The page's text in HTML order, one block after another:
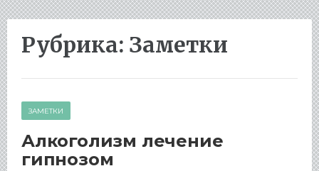
Рубрика: Заметки
ЗАМЕТКИ
Алкоголизм лечение
гипнозом